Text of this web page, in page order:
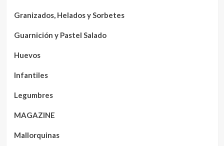
Granizados, Helados y Sorbetes
Guarnición y Pastel Salado
Huevos
Infantiles
Legumbres
MAGAZINE
Mallorquinas